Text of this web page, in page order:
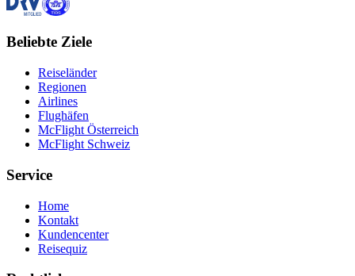
Beliebte Ziele
Reiseländer
Regionen
Airlines
Flughäfen
McFlight Österreich
McFlight Schweiz
Service
Home
Kontakt
Kundencenter
Reisequiz